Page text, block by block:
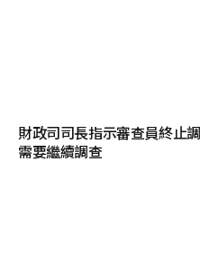
財政司司長指示審查員終止
需要繼續調查